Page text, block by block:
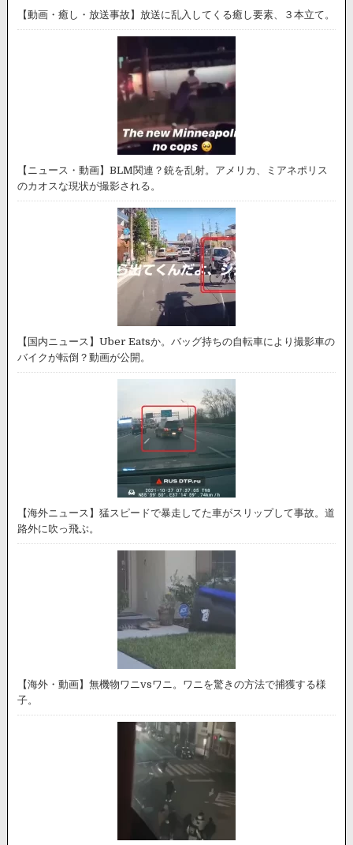
【動画・癒し・放送事故】放送に乱入してくる癒し要素、３本立て。
【ニュース・動画】BLM関連？銃を乱射。アメリカ、ミアネポリス
のカオスな現状が撮影される。
【国内ニュース】Uber Eatsか。バッグ持ちの自転車により撮影車の
バイクが転倒？動画が公開。
【海外ニュース】猛スピードで暴走してた車がスリップして事故。道
路外に吹っ飛ぶ。
【海外・動画】無機物ワニvsワニ。ワニを驚きの方法で捕獲する様
子。